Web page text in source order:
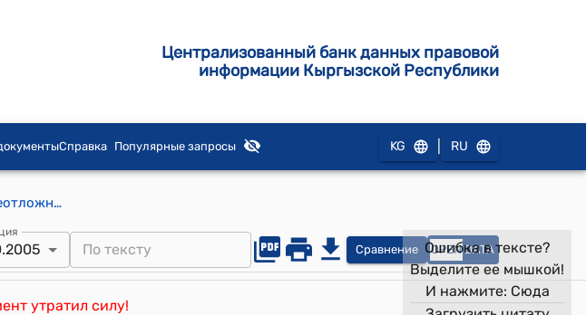
Централизованный банк данных правовой
информации Кыргызской Республики
Справка Популярные запросы KG RU
Постановление Правительства КР от 23 октября 2005 года № 497 "О неотложных мерах по стабилизации общественно-политической ситуации в столице Кыргызской Республики городе Бишкек"
Сравнение OPEN DATA
утратил силу!
Ошибка в тексте?
Выделите ее мышкой!
И нажмите: Сюда